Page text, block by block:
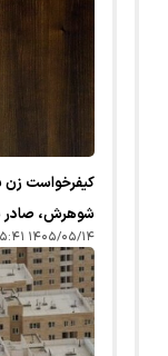
کیفرخواست زن
شوهرش،
۱۴۰۵/۰۵/۱۴ ۱۵:۴۱